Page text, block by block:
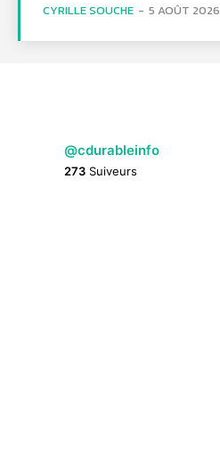
CYRILLE SOUCHE - 5 AOÛT 2026
@cdurableinfo
273 Suiveurs